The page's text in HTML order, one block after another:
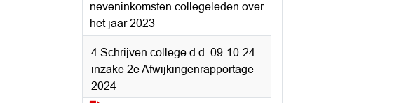
neveninkomsten collegeleden over
het jaar 2023
4 Schrijven college d.d. 09-10-24
inzake 2e Afwijkingenrapportage
2024